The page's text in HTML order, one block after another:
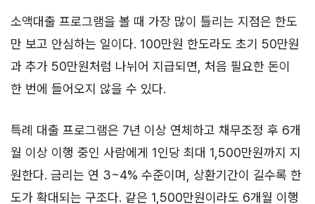
소액대출 프로그램을 볼 때 가장 많이 틀리는 지점은 한도
만 보고 안심하는 일이다. 100만원 한도라도 초기 50만원
과 추가 50만원처럼 나뉘어 지급되면, 처음 필요한 돈이
한 번에 들어오지 않을 수 있다.
특례 대출 프로그램은 7년 이상 연체하고 채무조정 후 6개
월 이상 이행 중인 사람에게 1인당 최대 1,500만원까지 지
원한다. 금리는 연 3~4% 수준이며, 상환기간이 길수록 한
도가 확대되는 구조다. 같은 1,500만원이라도 6개월 이행